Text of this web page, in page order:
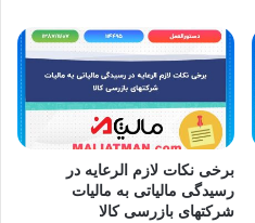
برخی نکات لازم الرعایه در
رسیدگی مالیاتی به مالیات
شرکتهای بازرسی کالا